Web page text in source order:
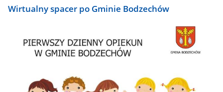
Wirtualny spacer po Gminie Bodzechów